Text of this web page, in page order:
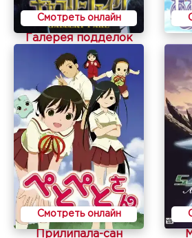
Смотреть онлайн
Галерея подделок
Смотреть онлайн
Прилипала-сан